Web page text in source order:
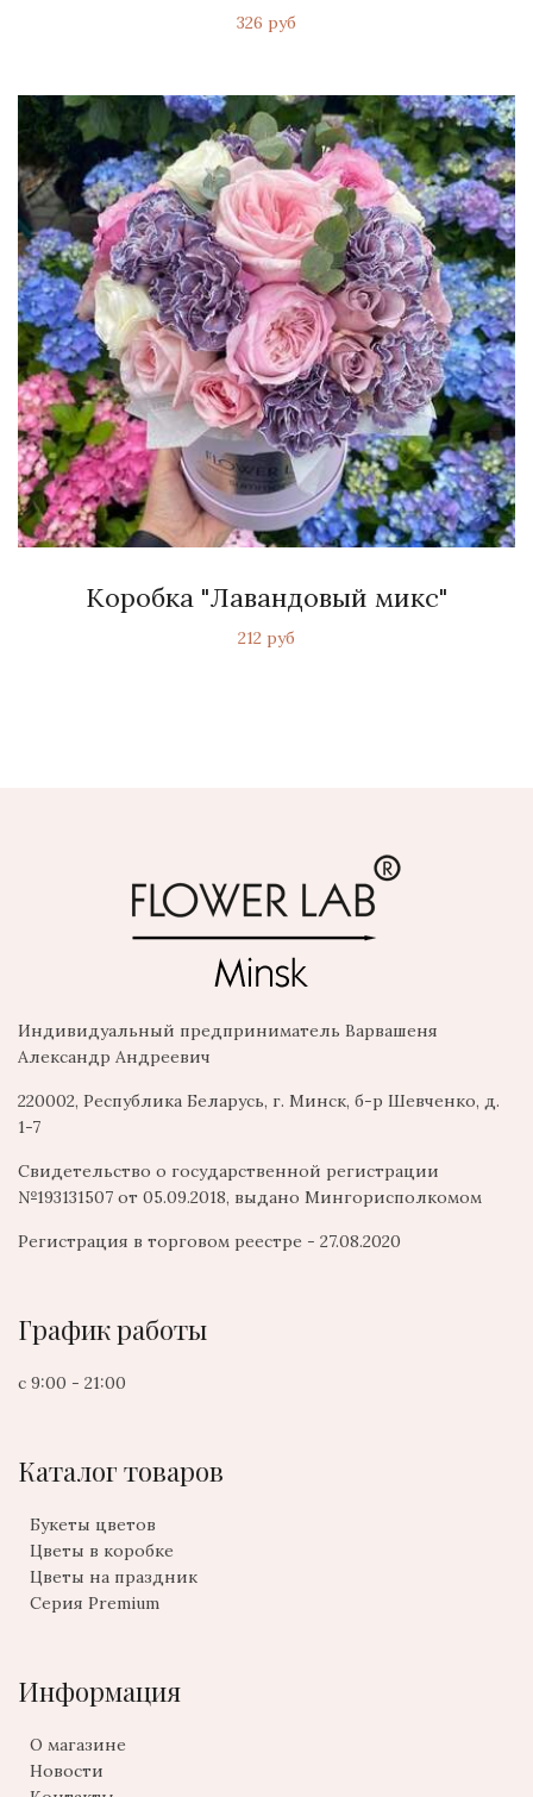
326 руб
Коробка "Лавандовый микс"
212 руб
Индивидуальный предприниматель Варвашеня
Александр Андреевич
220002, Республика Беларусь, г. Минск, б-р Шевченко, д.
1-7
Свидетельство о государственной регистрации
№193131507 от 05.09.2018, выдано Мингорисполкомом
Регистрация в торговом реестре - 27.08.2020
График работы
с 9:00 - 21:00
Каталог товаров
Букеты цветов
Цветы в коробке
Цветы на праздник
Серия Premium
Информация
О магазине
Новости